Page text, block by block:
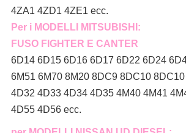
4ZA1 4ZD1 4ZE1 ecc.
Per i MODELLI MITSUBISHI:
FUSO FIGHTER E CANTER
6D14 6D15 6D16 6D17 6D22 6D24
6M51 6M70 8M20 8DC9 8DC10 8DC10
4D32 4D33 4D34 4D35 4M40 4M41
4D55 4D56 ecc.